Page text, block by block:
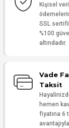
Kişisel
SSL
%100
altındadır.
Vade
Taksit
hemen
fiyatına 6